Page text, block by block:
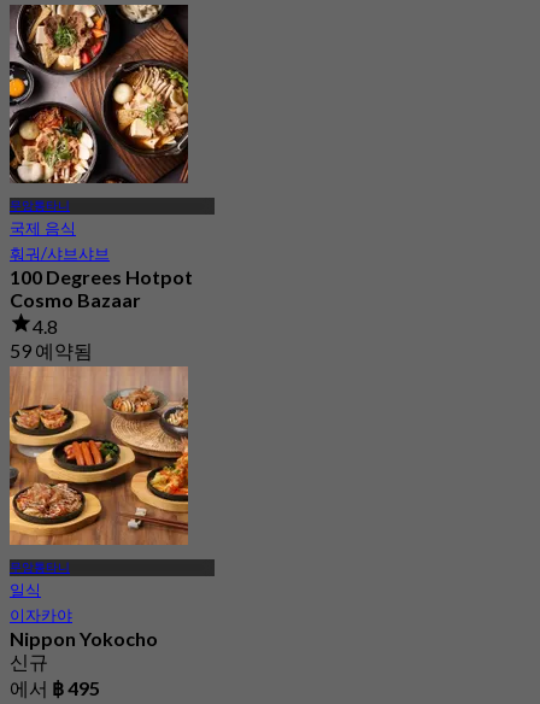
에서฿ 237.5
무앙통타니
국제 음식
훠궈/샤브샤브
100 Degrees Hotpot
Cosmo Bazaar
4.8
59 예약됨
에서
무앙통타니
일식
이자카야
Nippon Yokocho
신규
에서 ฿ 495